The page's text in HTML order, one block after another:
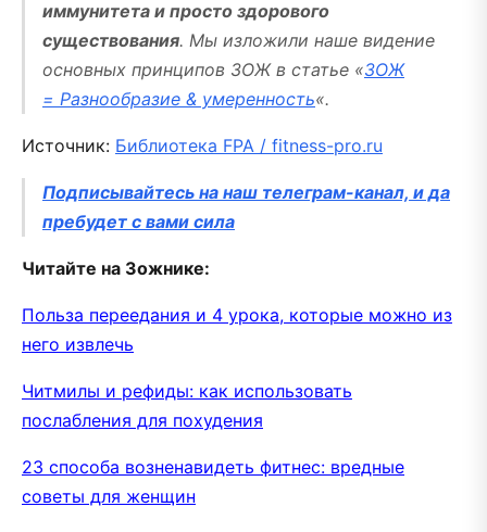
иммунитета и просто здорового
существования. Мы изложили наше видение
основных принципов ЗОЖ в статье «ЗОЖ
= Разнообразие & умеренность«.
Источник: Библиотека FPA / fitness-pro.ru
Подписывайтесь на наш телеграм-канал, и да
пребудет с вами сила
Читайте на Зожнике:
Польза переедания и 4 урока, которые можно из
него извлечь
Читмилы и рефиды: как использовать
послабления для похудения
23 способа возненавидеть фитнес: вредные
советы для женщин